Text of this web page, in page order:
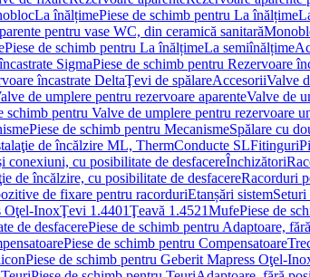
La înălțimePiese de schimb pentru La înălțime
pentru vase WC, din ceramică sanitară
Piese de schimb pentru La înălțimeLa semiînălțime
SigmaPiese de schimb pentru Rezervoare
încastrate DeltaŢevi de spălareAccesoriiValve
de umplere pentru rezervoare aparenteValve de
schimb pentru Valve de umplere pentru rezervoare
Piese de schimb pentru MecanismeSpălare cu
de încălzire ML, ThermConducte SLFitinguri
conexiuni, cu posibilitate de desfacereÎnchizători
de încălzire, cu posibilitate de desfacereRacorduri
de fixare pentru racorduriEtanșări sistem
Oţel-InoxŢevi 1.4401Ţeavă 1.4521MufePiese de
de desfacerePiese de schimb pentru Adaptoare,
Piese de schimb pentru Compensatoare
Piese de schimb pentru Geberit Mapress Oţel-